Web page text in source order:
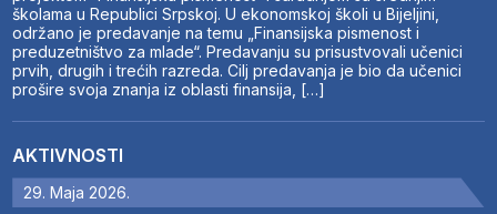
školama u Republici Srpskoj. U ekonomskoj školi u Bijeljini,
održano je predavanje na temu „Finansijska pismenost i
preduzetništvo za mlade“. Predavanju su prisustvovali učenici
prvih, drugih i trećih razreda. Cilj predavanja je bio da učenici
prošire svoja znanja iz oblasti finansija, […]
AKTIVNOSTI
29. Maja 2026.